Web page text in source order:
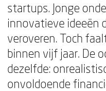
startups. Jonge
innovatieve ideeën
veroveren. Toch
binnen vijf jaar. De
dezelfde:
onvoldoende